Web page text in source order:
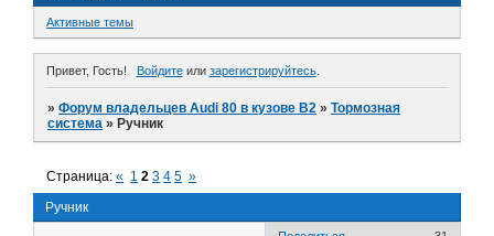
Активные темы
Привет, Гость! Войдитеили зарегистрируйтесь.
»Форум владельцев Audi 80 в кузове В2 »Тормозная
система »Ручник
Ручник
Страница:« 1 2 3 4 5 »